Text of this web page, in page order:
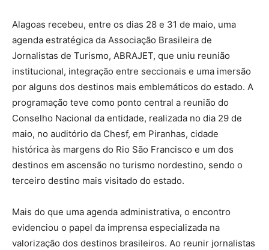
Alagoas recebeu, entre os dias 28 e 31 de maio, uma
agenda estratégica da Associação Brasileira de
Jornalistas de Turismo, ABRAJET, que uniu reunião
institucional, integração entre seccionais e uma imersão
por alguns dos destinos mais emblemáticos do estado. A
programação teve como ponto central a reunião do
Conselho Nacional da entidade, realizada no dia 29 de
maio, no auditório da Chesf, em Piranhas, cidade
histórica às margens do Rio São Francisco e um dos
destinos em ascensão no turismo nordestino, sendo o
terceiro destino mais visitado do estado.
Mais do que uma agenda administrativa, o encontro
evidenciou o papel da imprensa especializada na
valorização dos destinos brasileiros. Ao reunir jornalistas